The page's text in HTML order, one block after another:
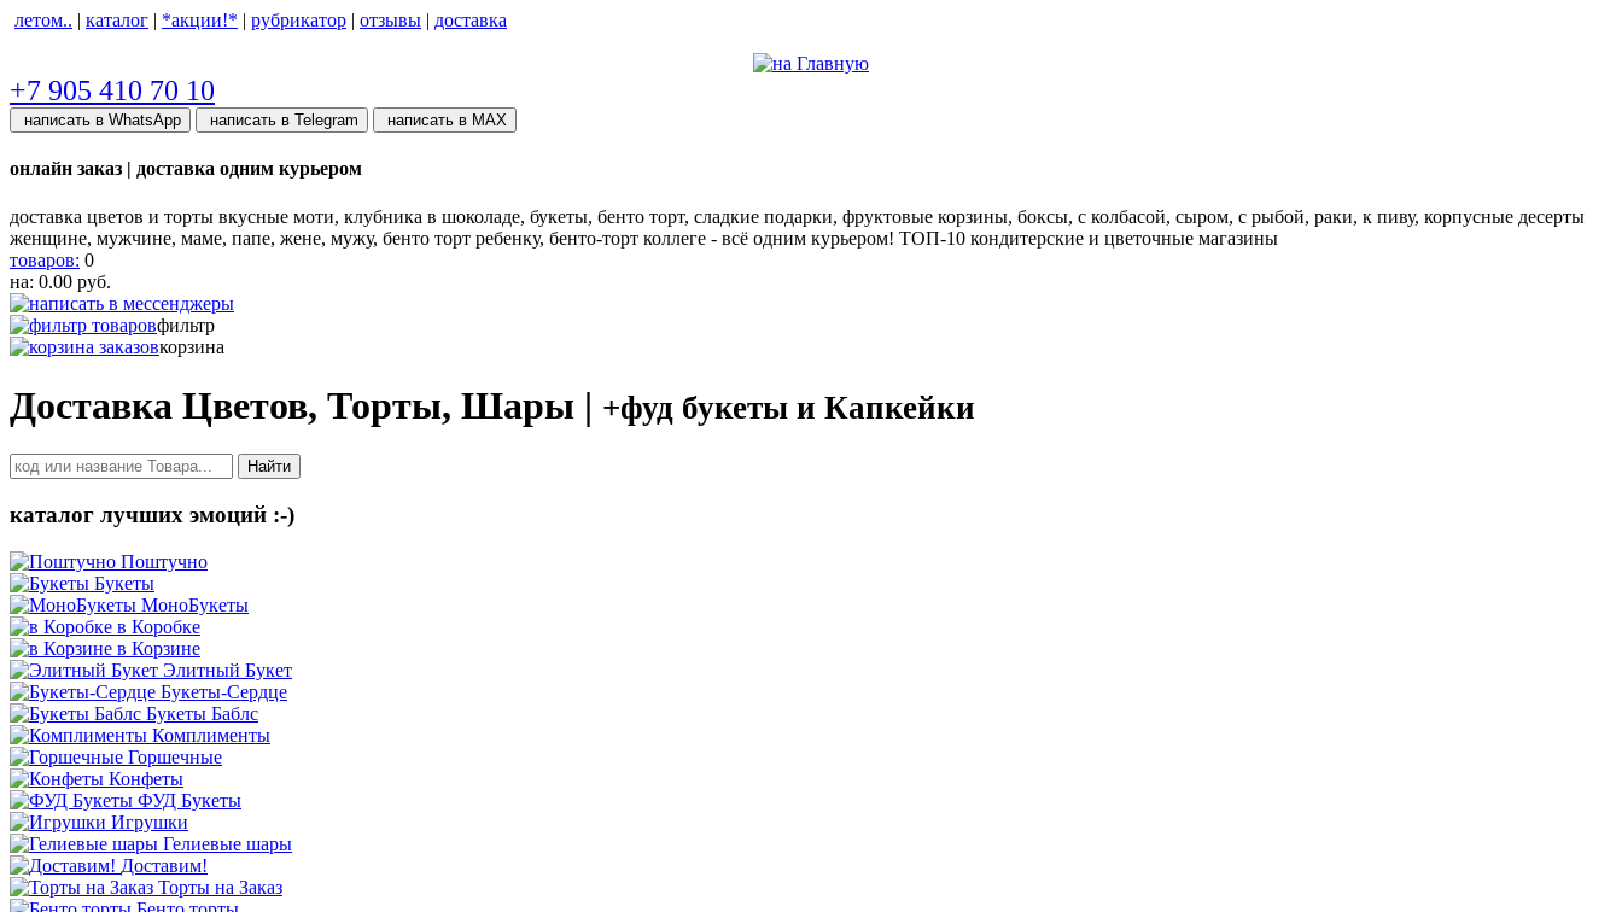
летом.. | каталог | *акции!* | рубрикатор | отзывы | доставка
+7 905 410 70 10
написать в WhatsApp написать в Telegram написать в МАХ
онлайн заказ | доставка одним курьером
доставка цветов и торты вкусные моти, клубника в шоколаде, букеты, бенто торт, сладкие подарки, фруктовые корзины, боксы, с колбасой, сыром, с рыбой, раки, к пиву, корпусные десерты
женщине, мужчине, маме, папе, жене, мужу, бенто торт ребенку, бенто-торт коллеге - всё одним курьером! ТОП-10 кондитерские и цветочные магазины
товаров: 0
на: 0.00 руб.
фильтр
корзина
Доставка Цветов, Торты, Шары | +фуд букеты и Капкейки
Найти
каталог лучших эмоций :-)
Поштучно
Букеты
МоноБукеты
в Коробке
в Корзине
Элитный Букет
Букеты-Сердце
Букеты Баблс
Комплименты
Горшечные
Конфеты
ФУД Букеты
Игрушки
Гелиевые шары
Доставим!
Торты на Заказ